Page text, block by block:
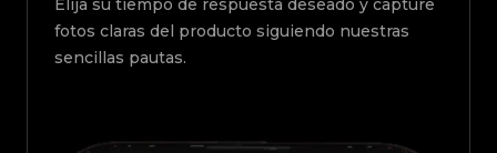
Elija su tiempo de respuesta deseado y capture
fotos claras del producto siguiendo nuestras
sencillas pautas.